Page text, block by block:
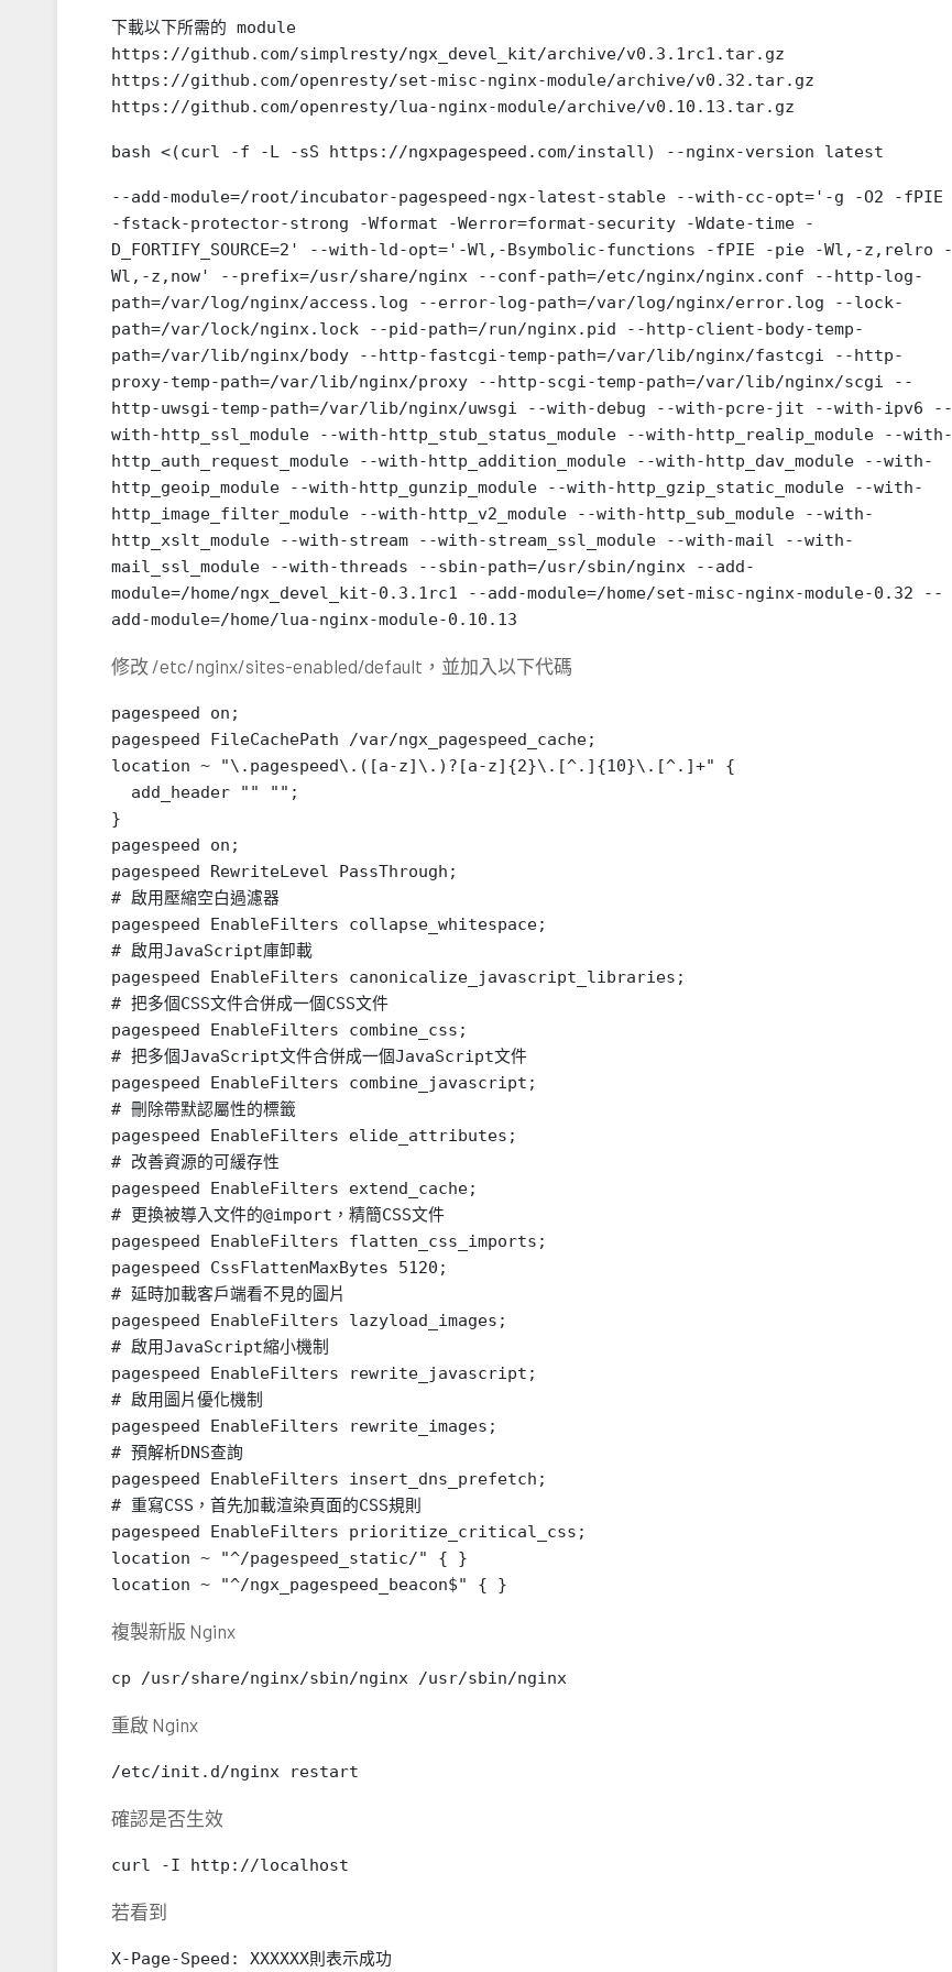
下載以下所需的 module
https://github.com/simplresty/ngx_devel_kit/archive/v0.3.1rc1.tar.gz
https://github.com/openresty/set-misc-nginx-module/archive/v0.32.tar.gz
https://github.com/openresty/lua-nginx-module/archive/v0.10.13.tar.gz
--add-module=/root/incubator-pagespeed-ngx-latest-stable --with-cc-opt='-g -O2 -fPIE
-fstack-protector-strong -Wformat -Werror=format-security -Wdate-time -
D_FORTIFY_SOURCE=2' --with-ld-opt='-Wl,-Bsymbolic-functions -fPIE -pie -Wl,-z,relro -
Wl,-z,now' --prefix=/usr/share/nginx --conf-path=/etc/nginx/nginx.conf --http-log-
path=/var/log/nginx/access.log --error-log-path=/var/log/nginx/error.log --lock-
path=/var/lock/nginx.lock --pid-path=/run/nginx.pid --http-client-body-temp-
path=/var/lib/nginx/body --http-fastcgi-temp-path=/var/lib/nginx/fastcgi --http-
proxy-temp-path=/var/lib/nginx/proxy --http-scgi-temp-path=/var/lib/nginx/scgi --
http-uwsgi-temp-path=/var/lib/nginx/uwsgi --with-debug --with-pcre-jit --with-ipv6 --
with-http_ssl_module --with-http_stub_status_module --with-http_realip_module --with-
http_auth_request_module --with-http_addition_module --with-http_dav_module --with-
http_geoip_module --with-http_gunzip_module --with-http_gzip_static_module --with-
http_image_filter_module --with-http_v2_module --with-http_sub_module --with-
http_xslt_module --with-stream --with-stream_ssl_module --with-mail --with-
mail_ssl_module --with-threads --sbin-path=/usr/sbin/nginx --add-
module=/home/ngx_devel_kit-0.3.1rc1 --add-module=/home/set-misc-nginx-module-0.32 --
add-module=/home/lua-nginx-module-0.10.13
修改 /etc/nginx/sites-enabled/default，並加入以下代碼
pagespeed on;
pagespeed FileCachePath /var/ngx_pagespeed_cache;
location ~ "\.pagespeed\.([a-z]\.)?[a-z]{2}\.[^.]{10}\.[^.]+" {
}
pagespeed on;
pagespeed RewriteLevel PassThrough;
# 啟用壓縮空白過濾器
pagespeed EnableFilters collapse_whitespace;
# 啟用JavaScript庫卸載
pagespeed EnableFilters canonicalize_javascript_libraries;
# 把多個CSS文件合併成一個CSS文件
pagespeed EnableFilters combine_css;
# 把多個JavaScript文件合併成一個JavaScript文件
pagespeed EnableFilters combine_javascript;
# 刪除帶默認屬性的標籤
pagespeed EnableFilters elide_attributes;
# 改善資源的可緩存性
pagespeed EnableFilters extend_cache;
# 更換被導入文件的@import，精簡CSS文件
pagespeed EnableFilters flatten_css_imports;
pagespeed CssFlattenMaxBytes 5120;
# 延時加載客戶端看不見的圖片
pagespeed EnableFilters lazyload_images;
# 啟用JavaScript縮小機制
pagespeed EnableFilters rewrite_javascript;
# 啟用圖片優化機制
pagespeed EnableFilters rewrite_images;
# 預解析DNS查詢
pagespeed EnableFilters insert_dns_prefetch;
# 重寫CSS，首先加載渲染頁面的CSS規則
pagespeed EnableFilters prioritize_critical_css;
location ~ "^/pagespeed_static/" { }
location ~ "^/ngx_pagespeed_beacon$" { }
複製新版 Nginx
cp /usr/share/nginx/sbin/nginx /usr/sbin/nginx
重啟 Nginx
/etc/init.d/nginx restart
確認是否生效
curl -I http://localhost
若看到
X-Page-Speed: XXXXXX則表示成功